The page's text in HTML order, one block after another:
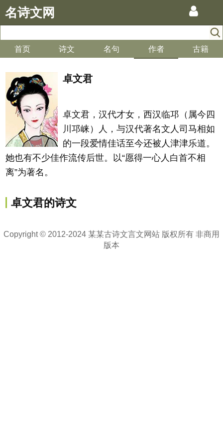
名诗文网
首页 诗文 名句 作者 古籍
卓文君
卓文君，汉代才女，西汉临邛（属今四
川邛崃）人，与汉代著名文人司马相如
的一段爱情佳话至今还被人津津乐道。
她也有不少佳作流传后世。以“愿得一心人白首不相
离”为著名。
卓文君的诗文
Copyright © 2012-2024 某某古诗文言文网站 版权所有 非商用
版本